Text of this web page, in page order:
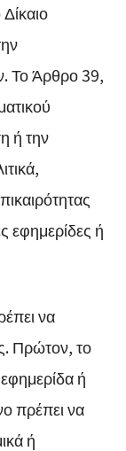
Το Άρθρο 39,
ή την
εφημερίδες ή
να
Πρώτον, το
ή
πρέπει να
ή